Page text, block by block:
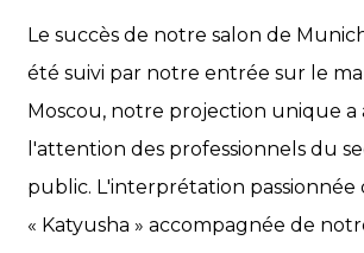
Le succès de notre salon de
été suivi par notre entrée sur le
Moscou, notre projection unique a
l'attention des professionnels du
public. L'interprétation passionnée
« Katyusha » accompagnée de